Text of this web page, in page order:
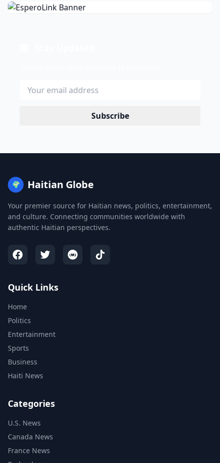
Subscribe
🌍 Haitian Globe
Your premier source for Haitian news, politics, entertainment,
and culture. Connecting communities worldwide with
authentic Haitian perspectives.
Quick Links
Home
Politics
Entertainment
Sports
Business
Haiti News
Categories
U.S. News
Canada News
France News